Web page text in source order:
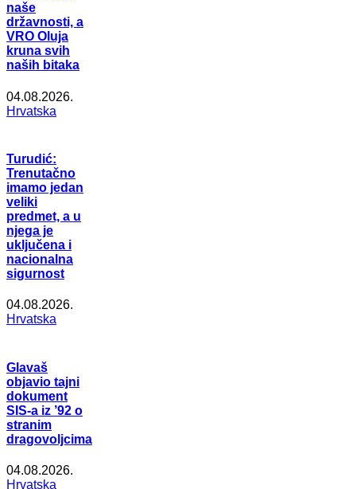
naše
državnosti, a
VRO Oluja
kruna svih
naših bitaka
04.08.2026.
Hrvatska
Turudić:
Trenutačno
imamo jedan
veliki
predmet, a u
njega je
uključena i
nacionalna
sigurnost
04.08.2026.
Hrvatska
Glavaš
objavio tajni
dokument
SIS-a iz ’92 o
stranim
dragovoljcima
04.08.2026.
Hrvatska